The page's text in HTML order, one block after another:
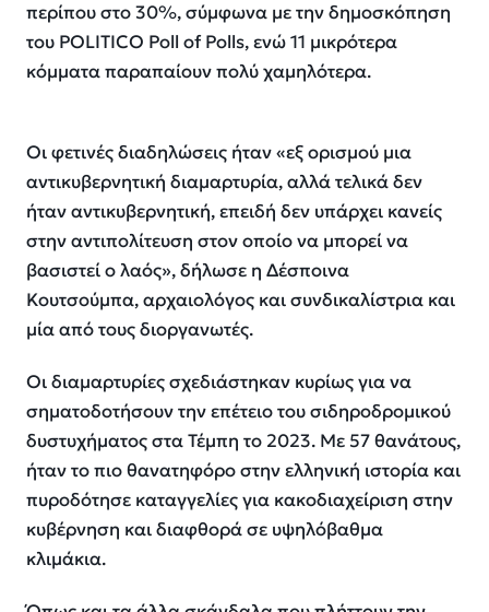
περίπου στο 30%, σύμφωνα με την δημοσκόπηση
του POLITICO Poll of Polls, ενώ 11 μικρότερα
κόμματα παραπαίουν πολύ χαμηλότερα.
Οι φετινές διαδηλώσεις ήταν «εξ ορισμού μια
αντικυβερνητική διαμαρτυρία, αλλά τελικά δεν
ήταν αντικυβερνητική, επειδή δεν υπάρχει κανείς
στην αντιπολίτευση στον οποίο να μπορεί να
βασιστεί ο λαός», δήλωσε η Δέσποινα
Κουτσούμπα, αρχαιολόγος και συνδικαλίστρια και
μία από τους διοργανωτές.
Οι διαμαρτυρίες σχεδιάστηκαν κυρίως για να
σηματοδοτήσουν την επέτειο του σιδηροδρομικού
δυστυχήματος στα Τέμπη το 2023. Με 57 θανάτους,
ήταν το πιο θανατηφόρο στην ελληνική ιστορία και
πυροδότησε καταγγελίες για κακοδιαχείριση στην
κυβέρνηση και διαφθορά σε υψηλόβαθμα
κλιμάκια.